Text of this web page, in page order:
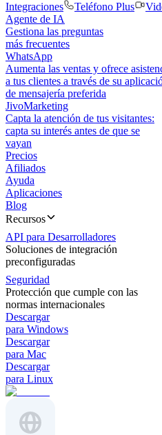
Integraciones
Teléfono Plus
Agente de IA
Gestiona las preguntas
más frecuentes
WhatsApp
Aumenta las ventas y ofrece
a tus clientes a través de su
de mensajería preferida
JivoMarketing
Capta la atención de tus visitantes:
capta su interés antes de que se
vayan
Precios
Afiliados
Ayuda
Aplicaciones
Blog
Recursos
API para Desarrolladores
Soluciones de integración
preconfiguradas
Seguridad
Protección que cumple con las
normas internacionales
Descargar
para Windows
Descargar
para Mac
Descargar
para Linux